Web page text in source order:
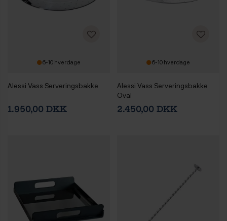
6-10 hverdage
Alessi Vass Serveringsbakke
1.950,00 DKK
6-10 hverdage
Alessi Vass Serveringsbakke
Oval
2.450,00 DKK